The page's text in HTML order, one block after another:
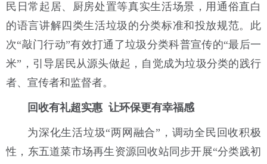
民日常起居、厨房处置等真实生活场景，用通俗直白
的语言讲解四类生活垃圾的分类标准和投放规范。此
次“敲门行动”有效打通了垃圾分类科普宣传的“最后一
米”，引导居民从源头做起，自觉成为垃圾分类的践行
者、宣传者和监督者。
回收有礼超实惠 让环保更有幸福感
为深化生活垃圾“两网融合”，调动全民回收积极
性，东五道菜市场再生资源回收站同步开展“分类践初